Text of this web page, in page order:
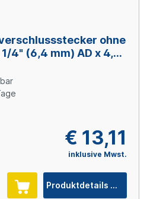
ohne
4" (6,4 mm) AD x 4,3
€ 13,11
inklusive Mwst.
Produktdetails